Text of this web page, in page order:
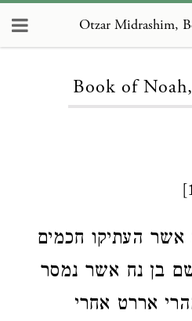
Otzar Midrashim,
Book of
אשר העתיקו חכמים
בן נח אשר נמסר
אררט אחרי